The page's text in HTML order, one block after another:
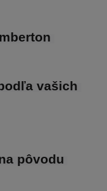
vašich
pôvodu